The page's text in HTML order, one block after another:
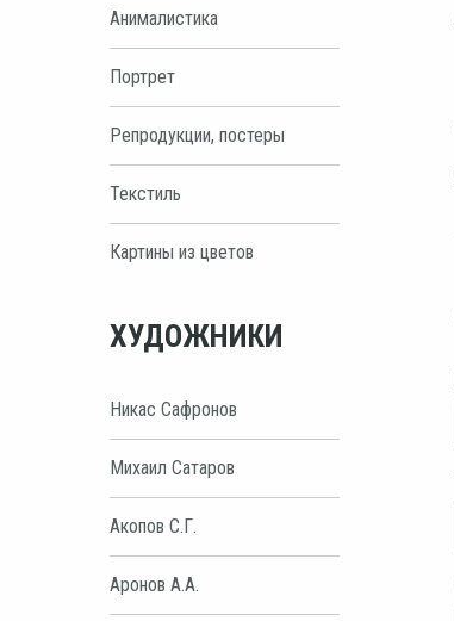
Анималистика
Портрет
Репродукции, постеры
Текстиль
Картины из цветов
ХУДОЖНИКИ
Никас Сафронов
Михаил Сатаров
Акопов С.Г.
Аронов А.А.